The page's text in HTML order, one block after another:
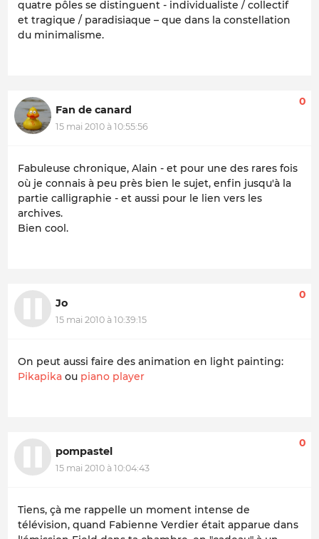
quatre pôles se distinguent - individualiste / collectif
et tragique / paradisiaque – que dans la constellation
du minimalisme.
Fan de canard
15 mai 2010 à 10:55:56
0
Fabuleuse chronique, Alain - et pour une des rares fois
où je connais à peu près bien le sujet, enfin jusqu'à la
partie calligraphie - et aussi pour le lien vers les
archives.
Bien cool.
Jo
15 mai 2010 à 10:39:15
0
On peut aussi faire des animation en light painting:
Pikapika ou piano player
pompastel
15 mai 2010 à 10:04:43
0
Tiens, çà me rappelle un moment intense de
télévision, quand Fabienne Verdier était apparue dans